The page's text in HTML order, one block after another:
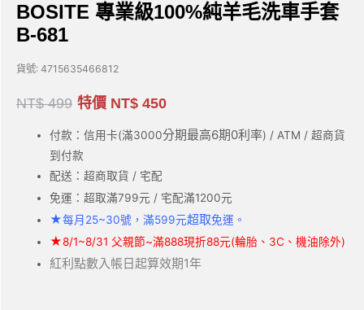
BOSITE 專業級100%純羊毛洗車手套
B-681
貨號: 4715635466812
NT$499 特價 NT$ 450
付款：信用卡(滿3000分期最高6期0利率) / ATM / 超商貨
到付款
配送：超商取貨 / 宅配
免運：超取滿799元 / 宅配滿1200元
★每月25~30號，滿599元超取免運。
★8/1~8/31 父親節~滿888現折88元(輪胎、3C、機油除外)
紅利點數入帳日起算效期1年